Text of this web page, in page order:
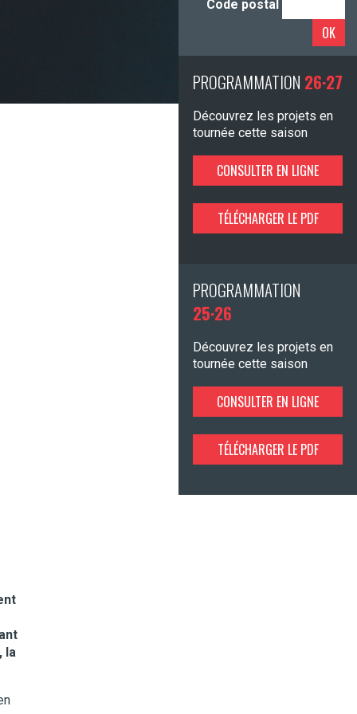
la
Code postal
OK
PROGRAMMATION 26·27
Découvrez les projets en
tournée cette saison
CONSULTER EN LIGNE
TÉLÉCHARGER LE PDF
PROGRAMMATION
25·26
Découvrez les projets en
tournée cette saison
CONSULTER EN LIGNE
TÉLÉCHARGER LE PDF